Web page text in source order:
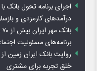
اجرای برنامه تحول بانک با
درآمدهای کارمزدی و
برنامه‌های مسئولیت
روایت بانک ایران زمین از
خلق تجربه برای مشتری